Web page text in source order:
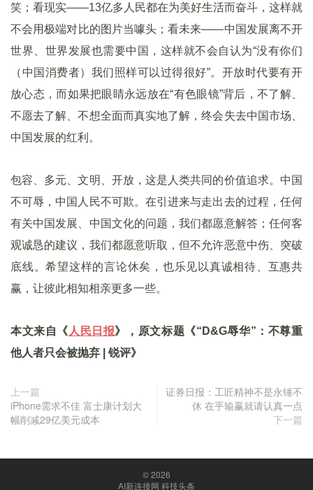
笑；看现实——13亿多人民都在为美好生活而奋斗，这样就
不会用极端对比的图片当噱头；看未来——中国发展离不开
世界、世界发展也需要中国，这样就不会自认为“没有你们
（中国消费者）我们照样可以过得很好”。开放时代要有开
放心态，而如果把眼睛永远放在“有色眼镜”背后，不了解、
不愿去了解、不想全面而真实地了解，终会失去中国市场、
中国发展的红利。
包容、多元、文明、开放，这是人类共同的价值追求。中国
不可辱，中国人民不可欺。在引进来与走出去的过程，任何
有关中国发展、中国文化的问题，我们都愿意解答；任何客
观诚恳的建议，我们都愿意听取，但不允许恶意中伤、突破
底线。希望这样的言论休矣，也乐见以真诚相待、互惠共
赢，让彼此相知相亲更多一些。
本文来自《 人民日报》，原文标题《“D&G辱华”：不尊重
他人者只会被抛弃 | 锐评》
上一篇
iPhone需求不佳 富士康计划大
幅削减29亿美元成本
证券日报：工匠精神不是永锤不
休 在乎输赢就请认真一点
下一篇
© 2026
AI新连接网 科技头条